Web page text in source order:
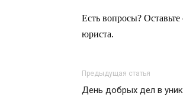
Есть вопросы?
юриста.
Предыдущая статья
День добрых дел в